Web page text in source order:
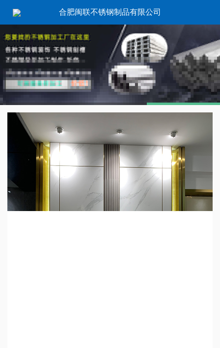
合肥闽联不锈钢制品有限公司